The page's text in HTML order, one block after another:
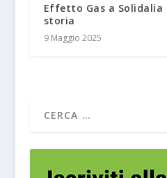
Effetto Gas a
storia
9 Maggio 2025